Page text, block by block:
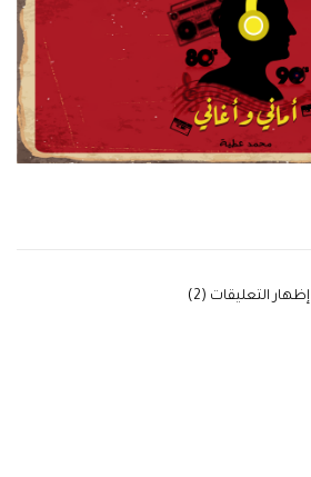
‫إظهار التعليقات (2)